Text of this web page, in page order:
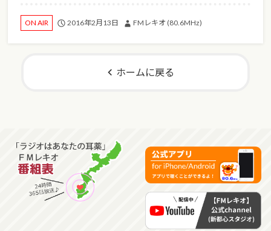
ON AIR 2016年2月13日 FMレキオ (80.6MHz)
ホームに戻る